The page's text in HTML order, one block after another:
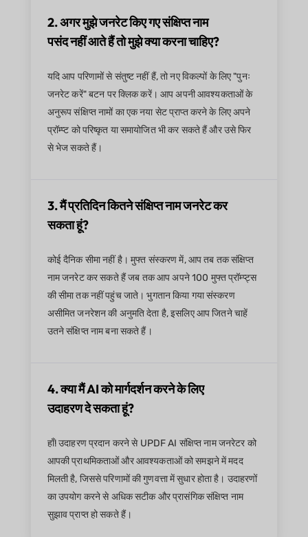
2. अगर मुझे जनरेट किए गए संक्षिप्त नाम
पसंद नहीं आते हैं तो मुझे क्या करना चाहिए?
यदि आप परिणामों से संतुष्ट नहीं हैं, तो नए विकल्पों के लिए "पुनः
जनरेट करें" बटन पर क्लिक करें। आप अपनी आवश्यकताओं के
अनुरूप संक्षिप्त नामों का एक नया सेट प्राप्त करने के लिए अपने
प्रॉम्प्ट को परिष्कृत या समायोजित भी कर सकते हैं और उसे फिर
से भेज सकते हैं।
3. मैं प्रतिदिन कितने संक्षिप्त नाम जनरेट कर
सकता हूं?
कोई दैनिक सीमा नहीं है। मुफ्त संस्करण में, आप तब तक संक्षिप्त
नाम जनरेट कर सकते हैं जब तक आप अपने 100 मुफ्त प्रॉम्प्ट्स
की सीमा तक नहीं पहुंच जाते। भुगतान किया गया संस्करण
असीमित जनरेशन की अनुमति देता है, इसलिए आप जितने चाहें
उतने संक्षिप्त नाम बना सकते हैं।
4. क्या मैं AI को मार्गदर्शन करने के लिए
उदाहरण दे सकता हूं?
हाँ! उदाहरण प्रदान करने से UPDF AI संक्षिप्त नाम जनरेटर को
आपकी प्राथमिकताओं और आवश्यकताओं को समझने में मदद
मिलती है, जिससे परिणामों की गुणवत्ता में सुधार होता है। उदाहरणों
का उपयोग करने से अधिक सटीक और प्रासंगिक संक्षिप्त नाम
सुझाव प्राप्त हो सकते हैं।